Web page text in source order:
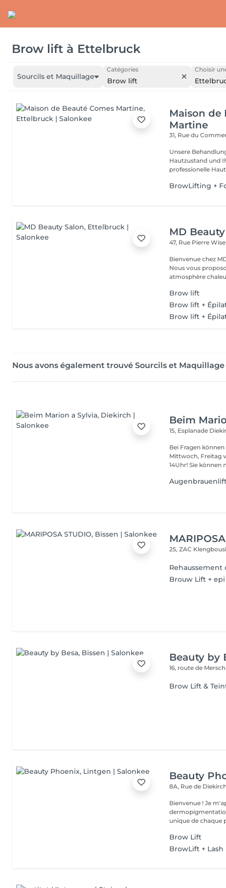
Brow lift à Ettelbruck
Sourcils et Maquillage
Catégories
Brow lift
Choisir
Maison de
Martine
31, Rue du
Unsere
Hautzustand und
professionelle
BrowLifting +
MD
47, Rue Pierre
Bienvenue chez
Nous vous
atmosphère
Brow lift
Brow lift +
Brow lift +
Nous avons également trouvé Sourcils et
Beim
15, Esplanade
Bei Fragen
Mittwoch, Freitag
14Uhr! Sie
25, ZAC
Rehaussement
Brouw Lift +
Beauty by
16, route de Mersch
Brow Lift &
Beauty
8A, Rue de
Bienvenue ! Je m'appelle Marina. Passionnée par l'esthétique et la
unique de chaque
Brow Lift
BrowLift +